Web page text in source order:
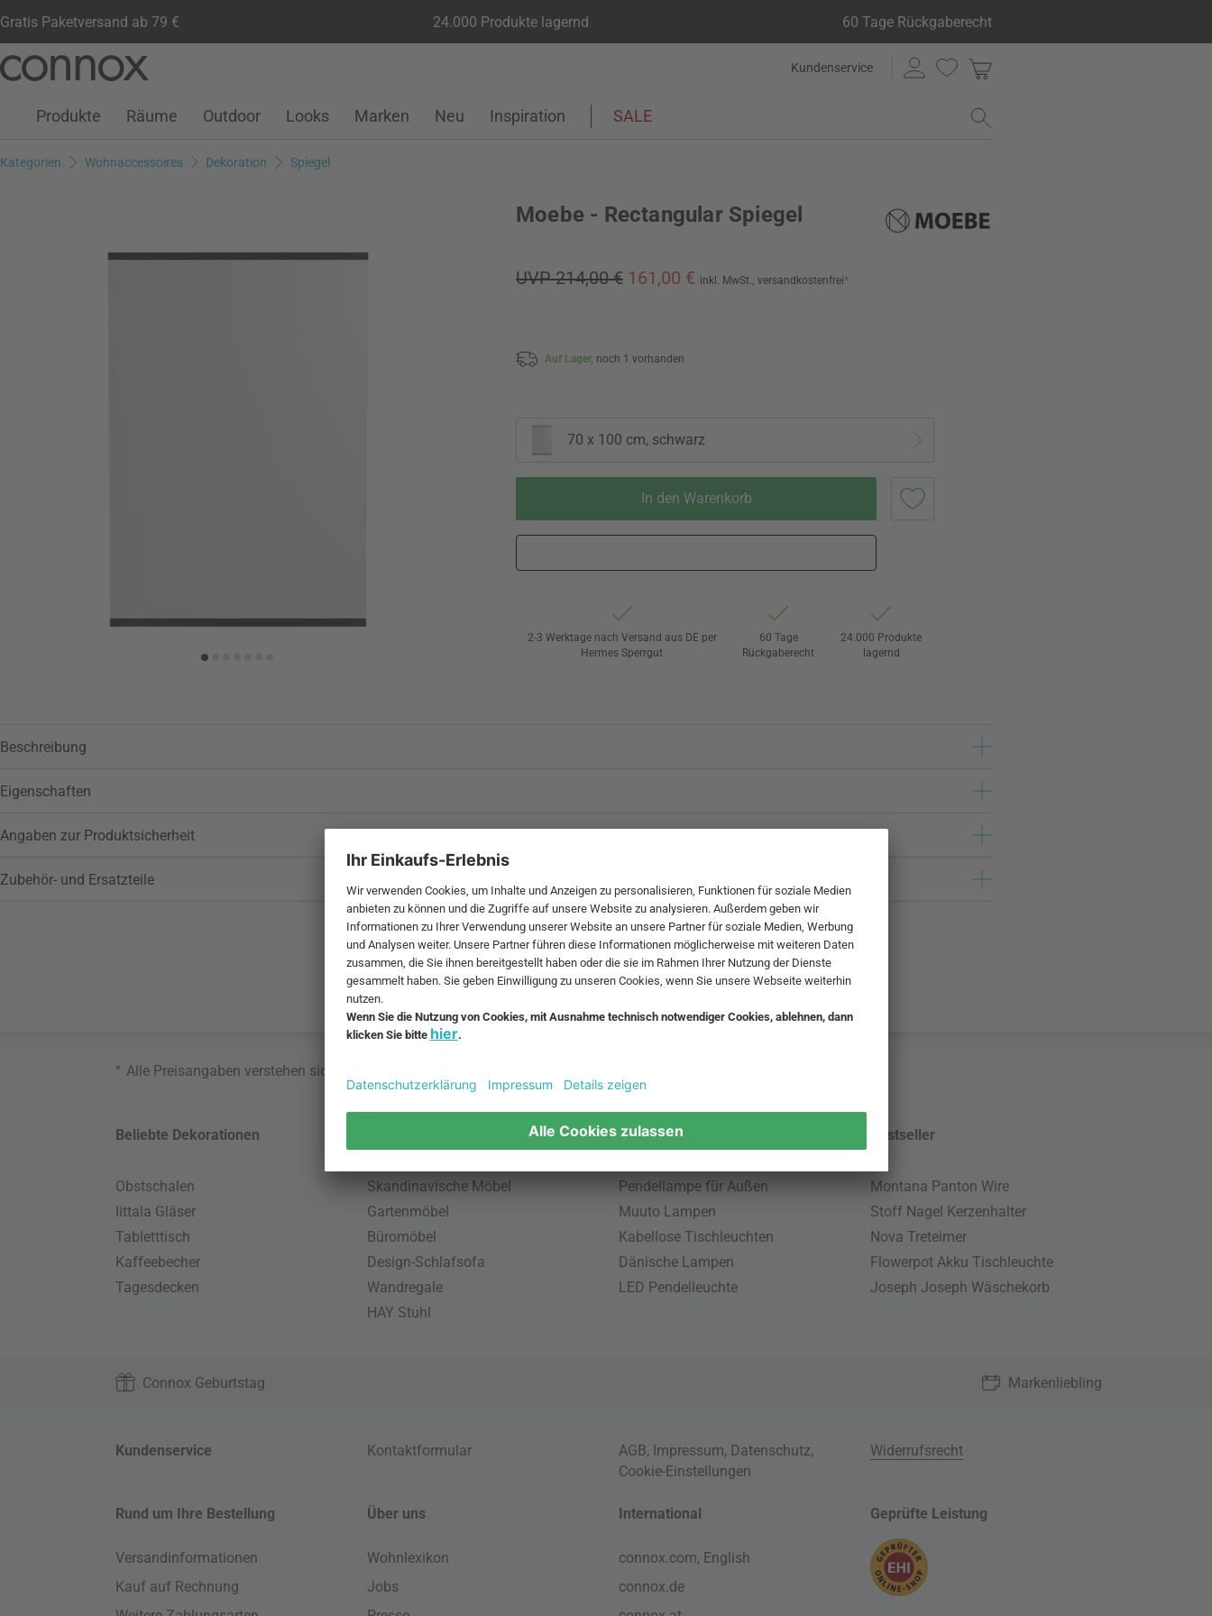
Gratis Paketversand ab 79 € 24.000 Produkte lagernd 60 Tage Rückgaberecht
Seiteninhalt
Suchfeld
Kundenservice
Kundenkonto
Wunschliste
Warenkorb
Produkte Räume Outdoor Looks Marken Neu Inspiration SALE
Kategorien Wohnaccessoires Dekoration Spiegel
Moebe - Rectangular Spiegel
UVP 214,00 € 161,00 € inkl. MwSt., versandkostenfrei*
Auf Lager, noch 1 vorhanden
70 x 100 cm, schwarz
In den Warenkorb
2-3 Werktage nach Versand aus DE per
Hermes Sperrgut
60 Tage
Rückgaberecht
24.000 Produkte
lagernd
Beschreibung
Eigenschaften
Angaben zur Produktsicherheit
Zubehör- und Ersatzteile
* Alle Preisangaben verstehen sich inklusive MwSt. und zzgl.
Beliebte Dekorationen
Obstschalen
Iittala Gläser
Tabletttisch
Kaffeebecher
Tagesdecken
Skandinavische Möbel
Gartenmöbel
Büromöbel
Design-Schlafsofa
Wandregale
HAY Stuhl
Beliebte Leuchten
Pendellampe für Außen
Muuto Lampen
Kabellose Tischleuchten
Dänische Lampen
LED Pendelleuchte
Bestseller
Montana Panton Wire
Stoff Nagel Kerzenhalter
Nova Treteimer
Flowerpot Akku Tischleuchte
Joseph Joseph Wäschekorb
Connox Geburtstag Markenliebling
Kundenservice Kontaktformular AGB, Impressum, Datenschutz,
Cookie-Einstellungen
Widerrufsrecht
Rund um Ihre Bestellung
Versandinformationen
Kauf auf Rechnung
Über uns
Wohnlexikon
Jobs
International
connox.com, English
connox.de
Geprüfte Leistung